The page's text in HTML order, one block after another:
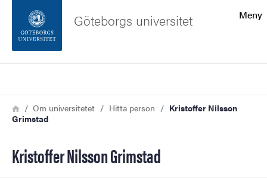
Sidfoten
Om webbplatsen
Meny
Göteborgs universitet
Länkstig
HemOm universitetet Hitta person
Kristoffer Nilsson
Grimstad
Kristoffer Nilsson Grimstad